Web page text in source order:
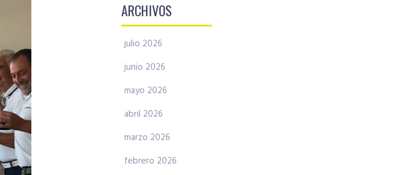
ARCHIVOS
julio 2026
junio 2026
mayo 2026
abril 2026
marzo 2026
febrero 2026